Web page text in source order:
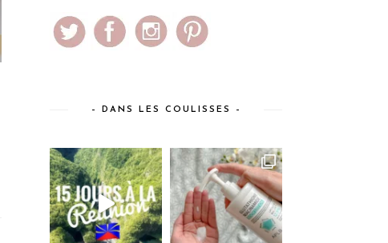
– DANS LES COULISSES –